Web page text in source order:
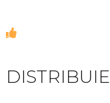
DISTRIBUIE